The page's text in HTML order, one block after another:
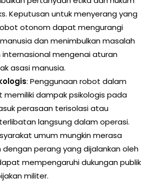
Keputusan untuk menyerang yang
otonom dapat mengurangi
dan menimbulkan masalah
internasional mengenai aturan
asasi manusia.
: Penggunaan robot dalam
dampak psikologis pada
perasaan terisolasi atau
langsung dalam operasi.
umum mungkin merasa
perang yang dijalankan oleh
mempengaruhi dukungan publik
militer.